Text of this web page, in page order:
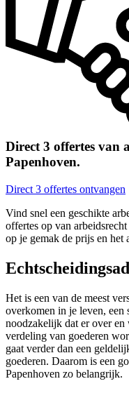
Direct 3 offertes van
Papenhoven.
Direct 3 offertes ontvangen
Vind snel een geschikte
offertes op van
op je gemak de prijs en het
Het is een van de meest
overkomen in je leven,
noodzakelijk dat er over en
verdeling van goederen
gaat verder dan een
goederen. Daarom is een
Papenhoven zo belangrijk.